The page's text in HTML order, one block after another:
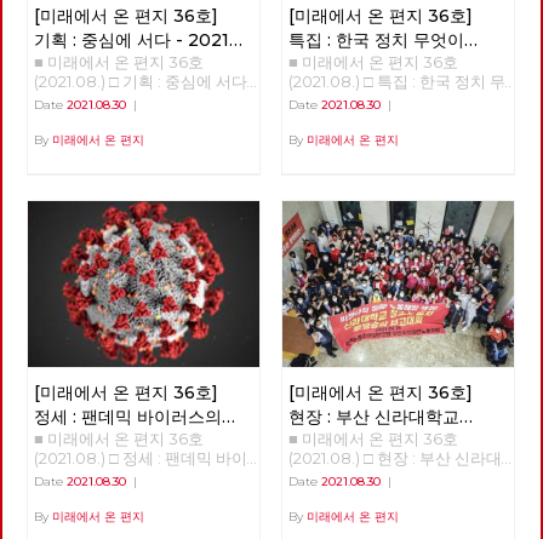
[미래에서 온 편지 36호]
기획 : 중심에 서다 - 2021
노동당 정기당대회를
소개합니다
■ 미래에서 온 편지 36호
(2021.08.) □ 기획 : 중심에 서다
- 2021 노동당 정기당대회를 소
회 준비위원장, 편집위원 “라면
깊은 동네에서 열렸다. 회의는
끝날 줄 몰랐고, 대의원들의 식
사를 위하여 정회하는 동안 대회
장 주변 청소년기를 보낸 옛 동
네를 둘러보기로 마음먹었다. 홀
로 터벅터벅 걷던 발길이 어느새
졸업장을 받은 고등학교 담벼락
옆 분식집에 이르렀다. 하굣길에
드나들던 시절 모습 그대로 남아
있는 분식집 간판에 큰절이라도
하고 싶은 마음에 불쑥 들어가
라면 한 그릇 주문했더니, 곱빼
기 분량 정도의 라면이 식탁 위
에 떡 놓였다. “어이구, 양이 엄
청 많네요?” “이 정도는 먹어야
뭐라도 하지!” 2011년이었다. 당
시 진보신당의 진로를 결정한 당
대회에 참석한 한 대의원은 혼자
Date 2021.08.30 |
By 미래에서 온 편지
[미래에서 온 편지 36호]
특집 : 한국 정치 무엇이
문제인가?
■ 미래에서 온 편지 36호(2021.08.) □ 특집 : 한국 정치 무엇이 문제인가? 강연 : 김누리 중앙대학교 교수 정리 : 이용규 편집위원 불러주셔서 감사하다. 여의도 맞은편에 마르크스 사진이 걸린 건물이 있다는 것 자체가 상징성이 크다. 한국처럼 이렇게 이념이 통제 및 억압 당하는 경험을 가진 나라가 없다. 몇 년 전 마르크스가 태어난 독일 트리어에 방문한 적이 있다. 연구소 차원에서 매년 <아카데미 유로파>에 참가한다. EU가 주관하는 행사로, 유럽에 대해 여러가지를 배우는 2주간의 아카데미다. 맑스 생가를 방문하는 것이 아카데미 프로그램 가운데의 하나다. 매우 상징적인 것이다. 유럽에서는 맑스는 유럽의 정체성을 만들어 낸 인물 가운데 하나로 인식되는 것이다. 그러나 한국에서는 맑스라면 아직 금기의 영역이다. 한국사회가 얼마나 세계적 흐름에 뒤쳐져 있는가를 보여주는 것이다. 노동당에서 맑스 사진을 걸고 있다는 건 굉장히 중요한 의미가 있다. 오늘날 한국에서 맑스를 혐오하는 일이 생기는 것은, 우리 사회의 사상적 후진성, 퇴행성을 보여주는 것이다. 당사 외벽의 빨간 걸개를 보면서 노동당이 한국 사회를 계몽시키는 사상적, 문화적 의미가 있다고 느꼈다. 지금 코로나 때문에 어떤가. 답답하고 우울하다. 코로나 블루라는 말이 나오고 있을 정도. 코로나는 우리에게 굉장히 많은 우울함을 던졌지만 중요한 경고이기도 하다. 그것을 코로나 옐로우라고 부르고 싶다. 우리가 정상이라 알고 살아온 이 모든 것이 대단히 잘못일 수 있다는 것이다. 이 체제가 근본적으로 비정상적인 체제일지도 모른다. 이게 바뀌지 않으면 우리에게 미래가 없다. 정권이 아니라 체제를 바꿔야 한다는 슬로건은 그래서 매우 시의적절하다. 코로나의 첫 번째 경고: 사회 없는 사회 어떤 경고를 코로나가 우리에게 주고 있나. 우리가 가장 코로나를 통해 분명하게 인식한 것이 뭔가. 내가 건강하기 위해서라도 모두가 건강해야 한다는 것이다. 내가 행복하려면 모두가 다 행복해야 한다. 모든 사람의 행복, 모든 사람의 안전, 모든 사람의 건강이 나의 행복, 나의 안전, 나의 건강의 전제라는 걸 배웠다. 이게 가장 중요한 경고이다. 한국 사회에는 그러한 가치가 너무 결여돼 있다. ‘더 소셜The Social’, 함께 살아야 한다는 사회적 가치가 한국처럼 결여된 나라가 없다. 한국 사회를 ‘소사이어티 윗아웃 더 소셜Society without the Social’이라고 부르고 싶다. 인간은 사회적 동물이란 아리스토텔레스의 말이 있다. 그러나 사실 한국인은 사회적 동물이 아니다. 각자도생하는 극단적 개인주의자들의 무리다. 거의 모든 지표가 보여주고 있다. OECD의 사회관계지수라는 것이 있다. 한 개인이 사회 안에서 다른 사람과 얼마나 깊은 결속을 맺고 사는가를 측정한다. 한국이 계속 꼴찌다. 평가항목 가운데 ‘타인에 대한 신뢰’는 압도적으로 꼴찌. 한국은 ‘사회’라는 말을 붙이기도 어려운 사회다. ‘더 소셜’이라는 가치가 불온시되는 사회라고 봐야 한다. 한국사회에서 진보정당이라는 어떤 곳에서는 ‘social’이란 말을 당명에 붙일까 말까를 놓고 1년 동안 고민했다. 정말 이상한 사회다. 어떤 사회가 이런가. 이를테면 독일은 이와 정 반대다. 독일에서는 ‘소셜’하지 않다는 말이 가장 심한 욕이다. 독일 말로 ‘Asozialität’. 상대방에게 이러면 싸움난다! ‘인간 이하다, 미쳤다’는 의미에 가깝다. 이런 사회는 오래갈 수 없다. 프랑코 벨라르디라는 이탈리아 철학자가 한국을 방문하고 이렇게 얘기했다. “한국사회는 이해하기 어렵다. 끝없는 경쟁, 극단적 개인주의, 일상의 사막화, 생활리듬의 초가속화라는 네 가지 특징이 한국인들을 지배하고 있다.” 외국 철학자가 한국 사회를 이다지도 잘 볼 수 있을까 놀랐다. 한국사회의 끔찍한 측면이 그정도로 보인다는 것이겠지. 코로나가 우리에게 준 가장 강력한 경고는 그것이다. 그런 사회적이라는 가치, 함께 살아야 한다는 가치를 알려줬다는 것이다. 모든 사람이 다 안전하지 않으면 누구도 안전할 수 없다. 코로나의 두 번째 경고: 공공 없는 공화국 두 번째는 이 한국이라는 나라는 나라가 아니라는 것이다. 최근 서울과 부산에서 선거를 했다. 선거가 무엇인가. 그 국가가 가지고 있는 중요하고 치명적인 문제를 논의하고 개선하는 일종의 과정이다. 한국에서 어떤 일이 벌어졌나. 지금 가장 중요한 문제는 코로나로 인한 양극화와 저소득층의 위기다. 인구의 3분의 1 이상이 생존의 벼랑 끝에 매달려 있다. 그런데 선거 과정에서 이 문제가 다루어진 적이 있나? 없었다. 세상에 이런 나라가 어디 있었나? 민주당이라는 정당은 사회적 약자에 대한 기본적인 관심도 없다. 이 정당을 견제하는 정당은 더 없다. 이것이 쟁점이 될 리가 없는 것이다. 한국 사회 안에서 사회적 약자를 대변하는 정당의 존재가 없고 취약하기에 이런 상황이 만들어진 것이다. 대한민국은 나라 구실을 못하는 나라다. 국가는 왜 존재하는가. 세월호를 두고 ‘이게 나라냐’라고 했다. 지금은 더하다. 국가는 무엇을 하고 있나. ‘리퍼블릭 윗아웃 더 퍼블릭republic without the public’. 공화국은 공적인 가치를 중심으로 모인 공동체. 그런데 공적인 가치가 없다. 이게 무슨 공화국? 대한민국은 민주공화국이라는 조항은 임시정부를 만들었던 선각자들이 건국강령 1조로 넣은 것이다. 그들이 꿈꾸던 국가는 이런 게 아니었다. 위기 상황에서 국민을 구하지 못했다. 한국사회는 공적인 가치가 부재한 나라다. 코로나가 이걸 너무나 분명하게 폭로해 준 것이다. 국민들이 이번에 처음 알았다. 한국에 공공병원이 10%밖에 없다. 전세계에서 공공병원 비율이 가장 적은 나라다. 심지어 미국도 공공병상이 20%다. 초기에 대구에서 수없이 많은 사람이 죽었다. 병상이 없어서였다. 어떻게 된 것인가? 공공병상이 없었다. 대구 사태가 터졌을 때, 한국에 있는 빅5 병원(삼성, 아산, 세브란스, 카톨릭, 서울대) 가운데, 국립인 서울대병원을 제외하고 빅4에서 내놓은 병상은 단 7개였다. 이것이 한국 사회의 현실이다. 국가가 해야 할 기본적인 일들을 해내지 않고 완전히 시장에 내맡긴 것이다. 교육도 마찬가지다. 전세계에서 고등교육의 공교육 비중이 제일 낮다. 우리 대학의 87%가 사립대학이다. 이런 나라가 없다. 실제로 국가가 국가의 역할을 하지 못하는 것이다. 코로나가 터지자 독일에서 가장 먼저 한 것은 코로나 대응 자금을 재정 편성한 것인다. 국가 재정의 3분의 1을 편성했다. 1조 유로, 우리 돈 1350조였다. 이를 위해 독일 정부가 약 20% 이상의 부채를 졌다. 코로나로 인해 발생하는 피해와 손해, 부담의 90%까지 국가가 감당했다. 임대료, 인건비 따위의 90%를 감당해줬다. 우리는 4차 긴급 재난지원금으로 20조를 편성했다. 국민을 우롱하는 것이다. 그래놓고 착한 임대료 운동을 하자고 한다. 그리고 9시 뉴스 끝나고 이웃돕기 성금을 모은다. 군사독재 시절에 하던 일들이다. 신파극으로 국민들의 정서를 잡아대는 퇴행적 행동. 돌아다니며 계속 비판했는데 지금 없어졌다. 이건 무능인가 직무유기인가. 그러다 보니 재경부 장관이라는 자가, 국가부채가 45% 수준이라며 ’재정이 건실하다’는 얘기를 하는 것이다. 그런 이야기를 할 때가 아니다. 선진국 평균 국가부채는 135%다. 그 대신 우리의 가계부채가 108%다. 국가부채는 가장 낮고 개인부채는 가장 높은 게 대한민국이다. 이 위기에서 국가는 아무것도 안하고 개인이 은행빚으로 살아남고 있다. 이것은 나라가 아니다. 공적 가치가 아니라 사적 이해밖에 없는 공동체다. 공공의 책임, 공공의 가치를 국가가 인식하지 못하는 한 이러한 공동체는 지속될 수 없다. 코로나의 세 번째 경고: 생태 없는 경제 세 번째는 ‘이코노미 윗아웃 이콜로지economy without ecology’. 우리가 왜 이런 고통을 겪나. 경제가 생태를 완전히 지배하고 있다. 생태적인 상상력이 완전히 없다. 전세계에서 가장 생태적 의식이 결여되어 있다. 연구소 연구원이 재작년 베를린을 다녀와서 이런 얘기를 들려주었다. 취리히에 있는 친구를 베를린에서 만났다는 거다. 취리히에서 베를린에 오는데 기차로 8시간, 요금은 150유로가 든다. 비행기를 타면 1시간이고 50유로밖에 안 된다고 했다. 그런데 취리히에 사는 친구가 기차를 타고 왔다는 것이다. 도저히 이해할 수가 없다는 것이었다. 한국 사람들은 모든 것을 경제적 관점에서 본다. 이해가 안 된다, 시간도 요금도 더한데. 그런데 그 취리히 친구는 베를린으로 간 친구가 이해가 안 된다는 것이다. 생태적 상상력이 없다는 것이다. 비행기는 유럽에서 환경파괴의 주범이다. 유럽에서 이미 ‘플라이트 쉐임Flight Shame’이라는 신조어가 생겼다. 비행기 타는데 대한 부끄러움이다. 기본적인 생태적 관점을 갖지 않으면 인류의 미래가 없다는 게 유럽은 상식이다. 유럽은 그러한 인식 때문에 독일인의 82%가 생태 보호를 위해 소비를 포기할 수 있다, 는 명제에 동의한다. 소비할 때마다 죄책감을 느낀다는 것. 소비는 지금의 욕망 때문에 미래 생태를 포기하는 것이니까. 한국은 어떤가. 독일 아이들의 대다수가 소비할 때 죄책감을 느낀다는데, 한국은 ‘소비하는데 일자리가 생긴다, 경제가 돌아간다, 국가가 부강하다’고 한다. 경제논리의 전일적 지배다. 이렇게 되면 우리의 미래가 없다. 유럽에서는 ‘21세기는 오지 않는다’는 말이 나온 지 오래되었다. 지금 살고 있는 인류가 최후의 인류가 될 것이란 것. 나는 살만큼 살았지만 내 자식, 손주는 어쩌면 마지막 인류가 될 수도 있다. 혹은 다행히 마지막 인류가 아니더라도, 이 파괴 속에서 대단히 고통스러운 삶은 살다가 갈 것은 확실하다. 한국은 국제적으로 ‘기후깡패’라고 불린다. 이번(2021년 4월 세계기후정상회의)에도 구체적인 감축 목표를 내놓지 못했다. 투표장에 가서 보니 ‘녹색당’이 아예 없었다. 독일에서는 9월 총선이 있을 것이다. 문명사적 사건이 될 것이다. 지금까지 인간이 살아온 것과는 정반대로 세상이 구성되는 것과는 다른 결과가 나올 것이다. 녹색당이 제1당으로 집권할 것이란 예측이 우세하다. 지금까지의 성장을 저지하자는 정당이 녹색당이다. 지금까지의 성장과 발전은 죽음으로의 성장이라고 한다. 그래서 많은 이들이 저 녹색당은 ‘항의정당Protest Party’ 정도로만 생각했는데 지금 수권을 논할 정도가 됐다. 놀라운 이야기다. 이번 선거에서는 녹색당, 사민당, 좌파당 3개 좌파정당이 연합정부를 구성할 가능성이 가장 높다. 재작년 유럽의회선거를 보면, 유럽 전역에서 녹색당이 득표 2위를 했다. 작년에 있던 프랑스 지역 선거에서도 녹색당이 돌풍을 일으켰다. 이제는 패러다임이 바뀌고 있다. 한국에서는 생태적 상상력이 도착하지 못했다. 지난 국회의원 선거에서 녹색당이 1%도 득표를 못했다. 지금의 정치지형이 매우 세계적 흐름과 유리되어 있다. (엮은이 주: ‘9월 총선’은 2021년 9월 26일 시행되는 독일 연방하원 선거를 말한다. 앙겔라 메르켈 총리가 이 선거를 끝으로 총리직에서 은퇴할 예정이다. 2021년 8월 여론조사를 종합하면, 대체로 기민련/기사연(여당)이 25%, 녹색당과 사회민주당이 각각 18~20% 가량 득표할 것으로 예측된다.) 이제 한국 사회는 함께 사는, 사회적 가치를 중시해야 한다. 공적 가치를 중시하는 책임있는 국가가 되어야 한다. 그리고 생태국가로 거듭나지 않으면 안 된다. 사회적 가치, 공공적 가치, 생태적 가치를 복원하지 않으면 공동체의 미래가 없다. 한국 정치, 무엇이 문제인가 지금 한국이란 사회에 대해 객관적으로 알 필요가 있다. 한국은 외부에 있는 외부인들, 외국 학자들에 의하면 매우 놀랍고 경탄할 만한 사회다. 본인 연구소에서 전체 컨퍼런스를 한다. 우리가 어떻게 인식되고 있는지 배울 기회다. 한국은 많은 외국 학자들이 존경하는 나라다. 우리가 가진 존경할만한 점을 인식해야 한다. 왜 그런가? 가장 큰 까닭은 ‘민주주의’. 특히 중국, 일본 학자들에게서 그렇다. 후쿠시마 방사능 오염수 방출에 항의하는 시위 규모를 보면 정말 얼마 안 된다. 일본은 봉건, 하류 민주주의다. 역동성을 상실한 미래가 없는 나라. 중국은 어떤가. 베이징대학 교수들이 어느 순간부터 말을 조심한다. 그럼에도 불구하고 그 안에서도 양심적 학자들이 많다. 그런 이들이 정말 한국 민주주의를 부러워한다. 시진핑 이후 중국 민주주의는 완전히 퇴행 중이다. 그러면서 가장 부러워하는 것이 한국 민주주의다. 유럽 국가들도 마찬가지다. 유럽 국가들은? 유럽 민주주의도 위기다. 시리아 사태로 난민들이 몰려들자 극우 정치인들이 이를 포퓰리즘적으로 활용했고 이게 먹혀들었다. 영국은 브렉시트를 겪었고 프랑스에선 국민전선의 마린 르펜이 결선투표까지 올라갔었다. 미국도 트럼프에 의해 준파시즘 국가가 된 것이나 다름없었다. 이런 상황 속에서 우리는 2016년 광화문에서 촛불을 통해 대통령을 탄핵하고 이를 통해 새 정부가 들어섰다. 외국의 많은 학자들이 놀라워했다. 전세계가 민주주의의 위기에 빠진 상황에서 한국이란 나라의 민주주의가 새로운 길을 보여줬다는 것이다. 독일의 <Die Zeit>(옮긴이 주: 독일의 진보 성향 주간지)의 칼럼에서 이르길, “이제 유럽과 미국은 한국에서 민주주의를 배워야 한다.” 민주주의의 시대는 저무는가 하는 상황에서 유라시아대륙 끝의 한국에서 민주주의가 다시 타올랐다는 것이다. 한국 민주주의는 우리 생각보다 훨씬 더 외부에서 크게 인정한다. 오히려 우리들이 우리 민주주의를 그렇게 정확하게 이해하고 필요한만큼 평가하지 못한다. 우리는 아시아 민주주의의 수출국가다. 오늘날 아시아 독재국가가 한국 민주주의의 역사를 공부한다. 본인은 박정희, 전두환, 노태우를 모두 대학에서 겪었다. 주로 일본 책을 가지고 민주주의를 공부했다. 우리가 지금 그런 모델이 되어 있다. 우리가 우리 민주주의를 충분히 평가하지 못하고 있다. 아시아에서 4.19혁명은 ‘20세기의 제3세계 가장 위대한 민주혁명’이라고 평가된다. 그런데 지금 한국인들은 그정도로 평가 못한다. 4.19는 1960년 일어나서 그 다음해 육군 소장 박정희의 군사쿠데타에 의해 부정당했다. 1979년의 부마항쟁, 1980년의 광주항쟁, 87년 6월 민주항쟁, 그리고 촛불까지 이어지는데, 나는 일련의 반독재 연속혁명이라고 부른다. 군사독재의 후예까지 완전히 청산하는 과정이었다. 부마와 광주항쟁은 육군 소장 전두환에 의해 짓밟혔다. 87년 역시 노태우가 대통령이 되며 의미를 상실해버렸다. 2016년 촛불 항쟁에서도, 육군 소장 조현천이라는 자가 쿠데타 계획을 세웠다. 왜 이 자를 잡아들이지 않나. 이해하지 못하겠다. 단호하게 응징할 필요가 있다. 한국 민주주의의 위대한 역사는 육군 소장들의 반란의 역사다. 문재인 대통령이 역사의식이 있다면 육군 소장이라는 직위를 ‘파 버릴 줄’ 알았다. (엮은이 주: 조현천 예비역 소장은 박근혜 탄핵 정국 당시 국군기무사령관이었다. 그가 탄핵 기각 상황을 상정하고 계엄령을 공포하고 시민들을 무력 진압하려고 했다는 기무사령부 문건이 공개된 바 있다. 체포영장이 발부되었으나 외국에서 도피중이다.) 우리의 경제성장 역시 놀랍다. 외국에 나가보면 우리가 얼마나 부유한지 느낀다. 매년 다르다. GDP가 작년 7위다. 그건 맞다. 한국은 엄청난 부자나라. 30-50클럽(1인당 국민소득 3만 달러, 인구 5천만 명을 달성한 국가)이라고 하는데, 우리를 포함해 일곱 국가밖에 존재하지 않는다. 상당한 경제성장을 한 것도 사실이다. 세계에서 가장 불평등한 나라 그러나 이면은 어떤가. 18년 째 자살률이 세계 1위다. 두 번 2위 했다. 자살의 내용도 안 좋다. 노인 자살률이 너무 높다. 어떤 해는 평균의 10배까지 나올 정도. 자연사를 앞둔 노인들이 스스로 목숨을 끊는다. 노인 빈곤률이 너무 높기 때문이다. 대체로 매년 48~52% 수준이다. 유럽은 3~5% 사이다. 이런 나라가 없다. 부산, 광주 등지에 강연을 하러 가는 일이 잦다. 오전 10시에 강연하러 가면 오전 6시에 집을 나서는데, 그 시간에 폐지 줍는 노인들이 정말 많다. 있을 수 없는 이야기다. 전 세계에서 일곱 번째로 잘 산다는 나라에서 노인들이 폐지를 주울 수는 없는 것이다. 그러다가 힘이 처지면 목숨을 끊는 것이다. 어린 아이들의 우울증 발병도 전세계에서 가장 높다. 아이들은 온 세상이 궁금하고 즐거워야 한다. 한국 아이들은 기적적으로 우울해. 우리가 다 아는 바이다. 그 어린 나이부터 경쟁을 시키고 지식을 주입한다. 그리고 우리는 전세계에서 가장 불평등하다. 자산, 부동산 불평등이 상상을 초월한다. 상위 1%가 50.5%를 가지고 있다. 상위 10%가 96.4%를 가지고 있다. 하위 90%가 3퍼센트를 가지고 있다. 정태인 씨는 “한국은 자본주의 역사상 가장 불평등한 공동체다.”라고 했다. 그 말에 상당한 근거가 있다. 그정도로 불평등한 나라가 됐다. 노동시간을 보면 어떤가. 작년 독일의 노동시간이 1,300시간이다. 지금 한국 노동자들은 2,000~2,100시간이다. 5개월 더 일한다. 노동 기계라고 봐야 한다. 노동자들의 죽음은 어떤가. 가장 심각한 주제다. 소위 산업재해 사망률이라고 한다. 그런데 이건 산업재해가 아니라 기업살인이다. 전세계에서 가장 높고 24년째 1위다. 2000년부터 2020년까지 4만 명이 넘게 죽었다. 일 년에 2,000명 이상의 노동자가 일하다 죽는다. 작년에 2,400명 죽었다. 이 정부 들어서 더 늘고 있다. 이를 뭐라고 불러야 하나. 이것이 정상 상태인가. 이것은 내전이다. 자본과 노동의 내전이 일상화된 것이다. 영국이 유럽에서 기업살인으로 가장 악명이 높다. 영국은 계속 유럽 1위였다. 이것이 너무 크게 사회적 문제가 되어 2008년에 법을 개정했는데, 산업재해법이 아니라 기업살인법(엮은이 주: 기업과실치사 및 기업살인법Corporate Manslaughter and Corporate Homicide Act)으로 이름을 바꾸었다. 이것부터 시작해야 한다. 살인에 준하는 단죄를 하면 되는 것이다. 지금 중대재해처벌법을 누더기 법으로 만들고, 오히려 노동자가 더 많이 죽어가고 있다. 이것이 현실이다. 이러다 보니 자식을 낳지 않는다. 출산율 문제가 얼마나 심각한가. 인류 역사상 합계출산율 ‘1’이하가 2년 연속 지속된 적이 없는데 우리는 4년 이상 지속되고 있다. 가르치는 여학생들에게 ‘아이들을 안 낳을 생각이냐’고 물으면, 전원이 그렇다고 대답한다. 이것은 하나의 현상이다. 이유를 물으면, 이 지옥 속에 내 아이를 넣을 자신이 없다고 한다. 너무 처절한 말이다. 다른 학생들이 다 공감한다. 이게 한국 사회의 현실이다. 한국 사회에 묻는다. 이렇게 훌륭한 민주주의를 하고 아시아 민주주의의 상징까지 된 나라가, 모든 국민들이 존엄하게 살 수 있는 물적 토대를 마련해놓고 있는 나라가, 지옥같은 일상을 만들어냈는가? 미래가 보이지 않는, 그래서 주식과 가상화폐에 의존하는 카지노 자본주의에 빠져 있다. 왜 이런 사회가 되었나. 정권이 바뀌고 민주화도 되었는데 한국사회는 왜 이런가? 우리 일상은 왜 지옥으로 가나. 잘못된 정치에 그 원인이 있다. 수구-보수 과두제 우리 삶을 규정하는 법을 만드는 이들이 여의도에 있다. 그들이 어떤 자들인가. 국회의원 300명 중 294명이 자유시장경제를 지지한다. 이런 나라는 전세계에 없다. 자유시장경제는 인간과 같이 못 간다. 이 점에 대해 성찰해야 한다. 시장경제가 좋은 걸로 한국인들은 안다. 놀라운 오해다. 시장경제라는 것이 가지고 있는 장점이 물론 있다. 그걸 이미 봤다. 지난 세기 내내 사회주의 계획경제와 자본주의 시장경제가 경쟁했고 자본주의가 승리했다. 왜, 어떻게 이겼나? 자본주의 시장경제가 사회주의 계획경제보다 훨씬 더 효과적으로 인간의 욕망을 충족시켜주었다. 인간은 사회주의를 할 수 없는 동물이다. 사회주의라고 하는 것은 계몽주의 이래 근대의 선각자들이 꿈꾸었던 이성의 기획이다. 모든 인간은 이성적인 존재고 그 인간들이 이상적인 세계를 만들수 있다는 믿음이었다. 인간의 탐욕에 기대서 생겨난 체제가 자본주의, 이성에 기반해 구성된 체제가 사회주의다. 그런데 인간이 이러한 이성의 기획을 수행할 정도의 존재가 아니었다. 사회주의 계획경제가 동유럽을 중심으로 붕괴했다. 우리 예상보다 훨씬 비효율적으로 작동한 것이다. 효율성 경쟁에서 자본주의가 이겼다. 다시 말하면 자본주의 시장경제는 효율적이다. 그런데 자본
Date 2021.08.30|
By 미래에서 온 편지
[미래에서 온 편지 36호]
정세 : 팬데믹 바이러스의
‘기원’이 보여주고 있는 것들
■ 미래에서 온 편지 36호
(2021.08.) □ 정세 : 팬데믹 바이
러스의 ‘기원’이 보여주고 있는
회 의장 2020년 시작과 함께
Date 2021.08.30 |
By 미래에서 온 편지
[미래에서 온 편지 36호]
현장 : 부산 신라대학교
청소노동자 투쟁 승리와
좌파의 역할(1)
■ 미래에서 온 편지 36호
(2021.08.) □ 현장 : 부산 신라대
학교 청소노동자 투쟁 승리와 좌
위원장 2014년 신라대 청소노
Date 2021.08.30|
By 미래에서 온 편지